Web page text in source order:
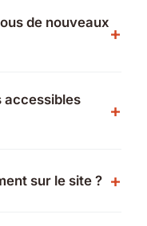
de nouveaux
accessibles
sur le site ?